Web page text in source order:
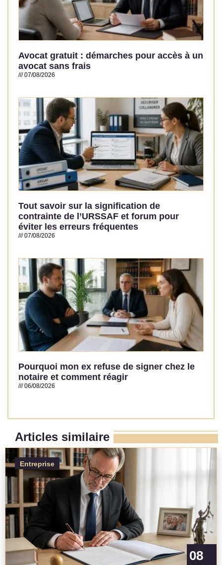
Avocat gratuit : démarches pour accès à un
avocat sans frais
07/08/2026
Tout savoir sur la signification de
contrainte de l’URSSAF et forum pour
éviter les erreurs fréquentes
07/08/2026
Pourquoi mon ex refuse de signer chez le
notaire et comment réagir
06/08/2026
Articles similaire
Entreprise
08